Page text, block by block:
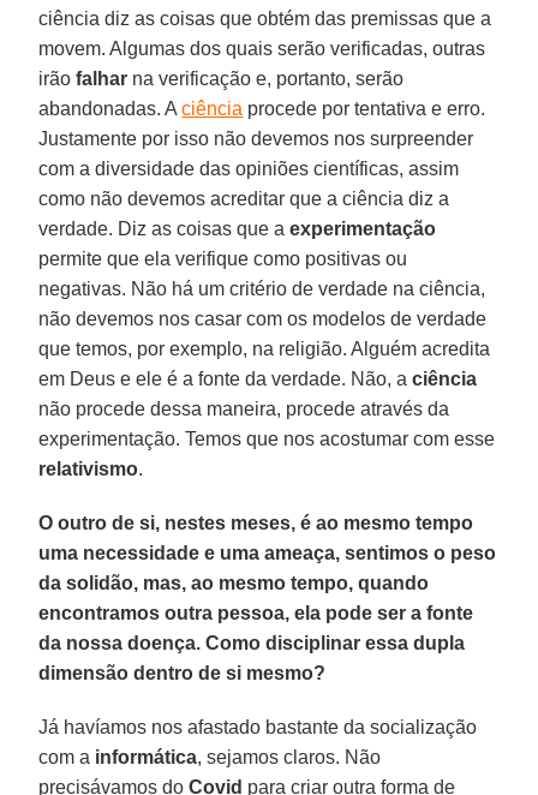
ciência diz as coisas que obtém das premissas que a
movem. Algumas dos quais serão verificadas, outras
irãofalhar na verificação e, portanto, serão
abandonadas. Aciência procede por tentativa e erro.
Justamente por isso não devemos nos surpreender
com a diversidade das opiniões científicas, assim
como não devemos acreditar que a ciência diz a
verdade. Diz as coisas que aexperimentação
permite que ela verifique como positivas ou
negativas. Não há um critério de verdade na ciência,
não devemos nos casar com os modelos de verdade
que temos, por exemplo, na religião. Alguém acredita
em Deus e ele é a fonte da verdade. Não, aciência
não procede dessa maneira, procede através da
experimentação. Temos que nos acostumar com esse
relativismo.
O outro de si, nestes meses, é ao mesmo tempo
uma necessidade e uma ameaça, sentimos o peso
da solidão, mas, ao mesmo tempo, quando
encontramos outra pessoa, ela pode ser a fonte
da nossa doença. Como disciplinar essa dupla
dimensão dentro de si mesmo?
Já havíamos nos afastado bastante da socialização
com a informática, sejamos claros. Não
precisávamos doCovid para criar outra forma de